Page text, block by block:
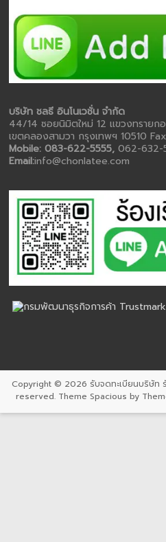
บริษัท ชลธี อินโนเวชั่น จำกัด
44/14 ซอยนิมิตใหม่ 12 แขวงทรายก
เขตคลองสามวา กรุงเทพฯ 10510
Mobile: 083-622-5555,062-632-
Email:info@chonlatee.com
Copyright © 2026 รับจดทะเบียนบริษัท
reserved. ThemeSpacious by